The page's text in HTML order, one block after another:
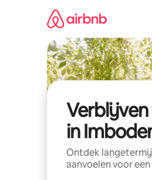
Verblijven
in
Ontdek
aanvoelen voor